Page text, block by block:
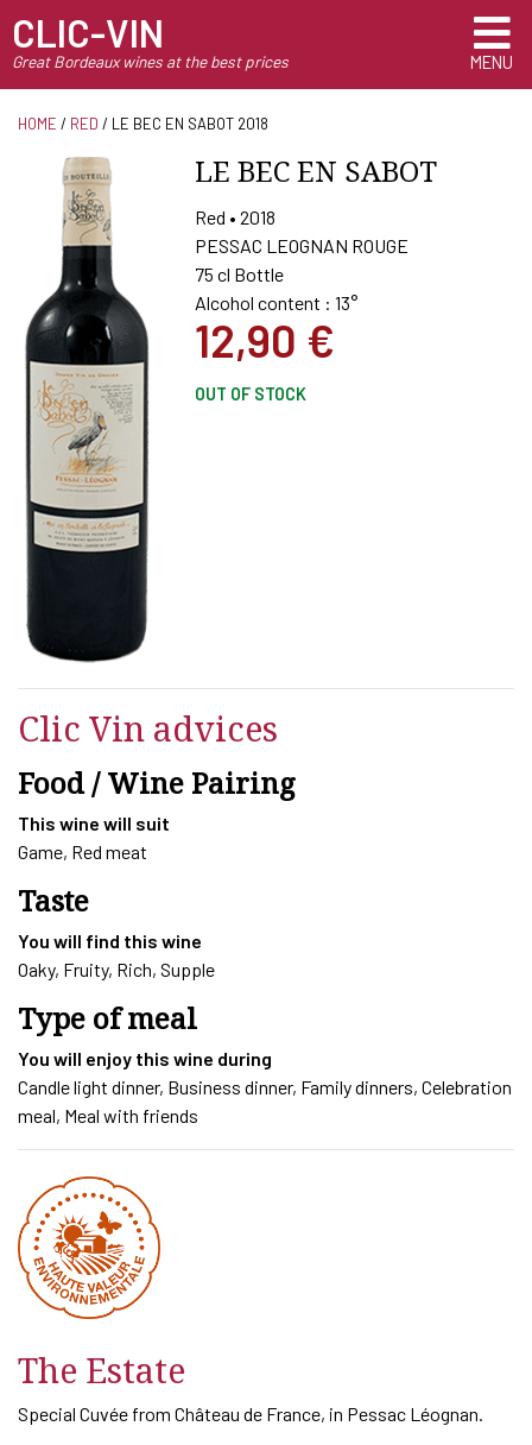
CLIC-VIN
Great Bordeaux wines at the best prices MENU
HOME / RED / LE BEC EN SABOT 2018
LE BEC EN SABOT
Red • 2018
PESSAC LEOGNAN ROUGE
75 cl Bottle
Alcohol content : 13°
12,90 €
OUT OF STOCK
Clic Vin advices
Food / Wine Pairing
This wine will suit
Game, Red meat
Taste
You will find this wine
Oaky, Fruity, Rich, Supple
Type of meal
You will enjoy this wine during
Candle light dinner, Business dinner, Family dinners, Celebration
meal, Meal with friends
The Estate
Special Cuvée from Château de France, in Pessac Léognan.